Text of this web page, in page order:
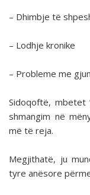
– Dhimbje të
– Lodhje kronike
– Probleme me
Sidoqoftë, mbetet
shmangim në
më të reja.
Megjithatë, ju
tyre anësore